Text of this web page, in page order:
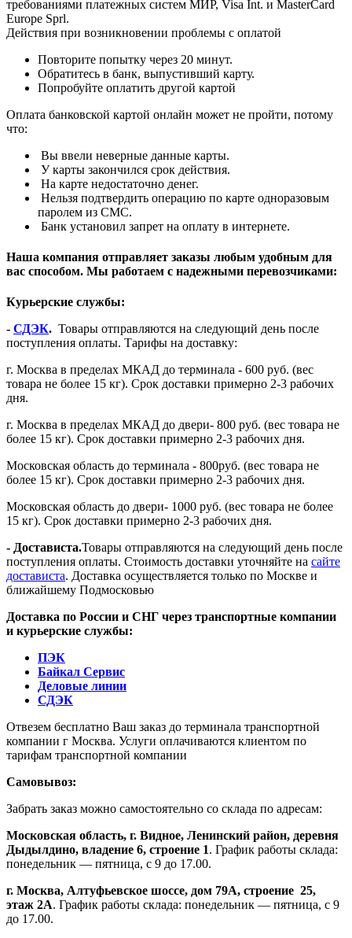
требованиями платежных систем МИР, Visa Int. и MasterCard
Europe Sprl.
Действия при возникновении проблемы с оплатой
Повторите попытку через 20 минут.
Обратитесь в банк, выпустивший карту.
Попробуйте оплатить другой картой
Оплата банковской картой онлайн может не пройти, потому
что:
Вы ввели неверные данные карты.
У карты закончился срок действия.
На карте недостаточно денег.
Нельзя подтвердить операцию по карте одноразовым
паролем из СМС.
Банк установил запрет на оплату в интернете.
Наша компания отправляет заказы любым удобным для
вас способом. Мы работаем с надежными перевозчиками:
Курьерские службы:
- СДЭК. Товары отправляются на следующий день после
поступления оплаты. Тарифы на доставку:
г. Москва в пределах МКАД до терминала - 600 руб. (вес
товара не более 15 кг). Срок доставки примерно 2-3 рабочих
дня.
г. Москва в пределах МКАД до двери- 800 руб. (вес товара не
более 15 кг). Срок доставки примерно 2-3 рабочих дня.
Московская область до терминала - 800руб. (вес товара не
более 15 кг). Срок доставки примерно 2-3 рабочих дня.
Московская область до двери- 1000 руб. (вес товара не более
15 кг). Срок доставки примерно 2-3 рабочих дня.
- Достависта.Товары отправляются на следующий день после
поступления оплаты. Стоимость доставки уточняйте на сайте
достависта. Доставка осуществляется только по Москве и
ближайшему Подмосковью
Доставка по России и СНГ через транспортные компании
и курьерские службы:
ПЭК
Байкал Сервис
Деловые линии
СДЭК
Отвезем бесплатно Ваш заказ до терминала транспортной
компании г Москва. Услуги оплачиваются клиентом по
тарифам транспортной компании
Самовывоз:
Забрать заказ можно самостоятельно со склада по адресам:
Московская область, г. Видное, Ленинский район, деревня
Дыдылдино, владение 6, строение 1. График работы склада:
понедельник — пятница, с 9 до 17.00.
г. Москва, Алтуфьевское шоссе, дом 79А, строение 25,
этаж 2А. График работы склада: понедельник — пятница, с 9
до 17.00.